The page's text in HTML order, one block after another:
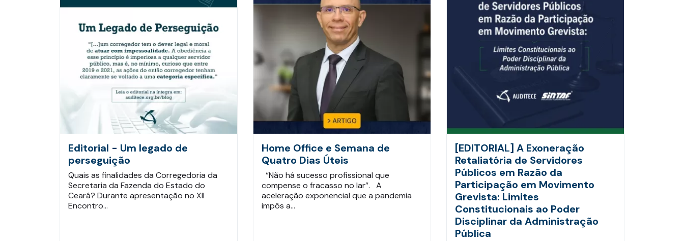
Editorial - Um legado de
perseguição
Quais as finalidades da Corregedoria da
Secretaria da Fazenda do Estado do
Ceará? Durante apresentação no XII
Encontro…
Home Office e Semana de
Quatro Dias Úteis
“Não há sucesso profissional que
compense o fracasso no lar”. A
aceleração exponencial que a pandemia
impôs a…
[EDITORIAL] A Exoneração
Retaliatória de Servidores
Públicos em Razão da
Participação em Movimento
Grevista: Limites
Constitucionais ao Poder
Disciplinar da Administração
Pública